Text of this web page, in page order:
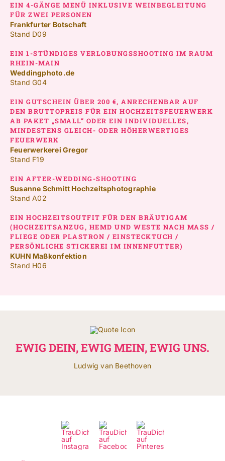
EIN 4-GÄNGE MENÜ INKLUSIVE WEINBEGLEITUNG
FÜR ZWEI PERSONEN
Frankfurter Botschaft
Stand D09
EIN 1-STÜNDIGES VERLOBUNGSSHOOTING IM RAUM
RHEIN-MAIN
Weddingphoto.de
Stand G04
EIN GUTSCHEIN ÜBER 200 €, ANRECHENBAR AUF
DEN BRUTTOPREIS FÜR EIN HOCHZEITSFEUERWERK
AB PAKET „SMALL“ ODER EIN INDIVIDUELLES,
MINDESTENS GLEICH- ODER HÖHERWERTIGES
FEUERWERK
Feuerwerkerei Gregor
Stand F19
EIN AFTER-WEDDING-SHOOTING
Susanne Schmitt Hochzeitsphotographie
Stand A02
EIN HOCHZEITSOUTFIT FÜR DEN BRÄUTIGAM
(HOCHZEITSANZUG, HEMD UND WESTE NACH MASS / F
LIEGE ODER PLASTRON / EINSTECKTUCH / P
ERSÖNLICHE STICKEREI IM INNENFUTTER)
KUHN Maßkonfektion
Stand H06
EWIG DEIN, EWIG MEIN, EWIG UNS.
Ludwig van Beethoven